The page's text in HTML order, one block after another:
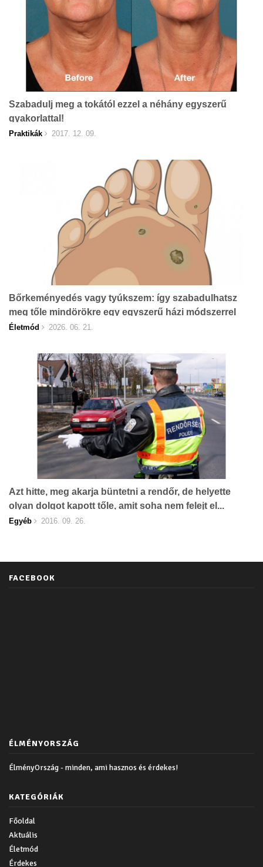
Szabadulj meg a tokától ezzel a néhány egyszerű
gyakorlattal!
Praktikák 2017. 12. 09.
Bőrkeményedés vagy tyúkszem: így szabadulhatsz
meg tőle mindörökre egy egyszerű házi módszerrel
Életmód 2026. 06. 21.
Azt hitte, meg akarja büntetni a rendőr, de helyette
olyan dolgot kapott tőle, amit soha nem felejt el...
Egyéb 2016. 09. 26.
FACEBOOK
ÉLMÉNYORSZÁG
ÉlményOrszág - minden, ami hasznos és érdekes!
KATEGÓRIÁK
Főoldal
Aktuális
Életmód
Érdekes